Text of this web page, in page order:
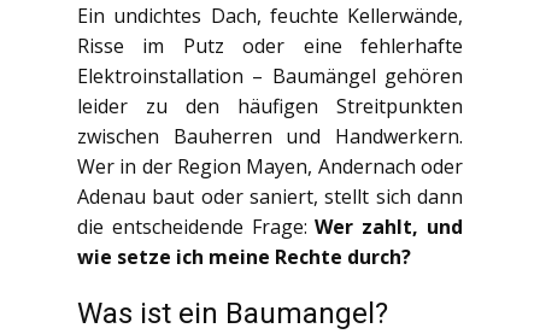
Ein undichtes Dach, feuchte Kellerwände,
Risse im Putz oder eine fehlerhafte
Elektroinstallation – Baumängel gehören
leider zu den häufigen Streitpunkten
zwischen Bauherren und Handwerkern.
Wer in der Region Mayen, Andernach oder
Adenau baut oder saniert, stellt sich dann
die entscheidende Frage:Wer zahlt, und
wie setze ich meine Rechte durch?
Was ist ein Baumangel?